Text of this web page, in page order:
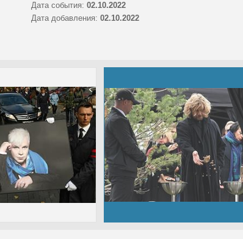
Дата события: 02.10.2022
Дата добавления: 02.10.2022